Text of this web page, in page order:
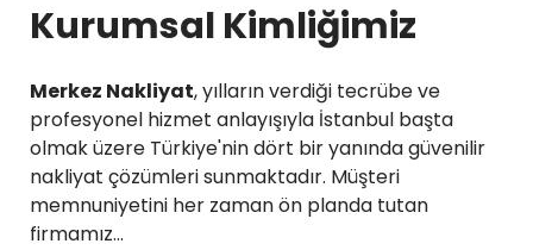
Kurumsal Kimliğimiz
Merkez Nakliyat, yılların verdiği tecrübe ve
profesyonel hizmet anlayışıyla İstanbul başta
olmak üzere Türkiye'nin dört bir yanında güvenilir
nakliyat çözümleri sunmaktadır. Müşteri
memnuniyetini her zaman ön planda tutan
firmamız...